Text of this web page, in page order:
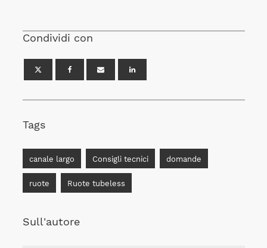
Condividi con
Tags
canale largo Consigli tecnici domande
ruote Ruote tubeless
Sull'autore